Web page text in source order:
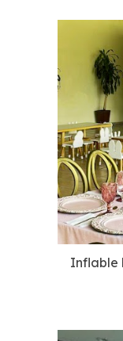
Inflable